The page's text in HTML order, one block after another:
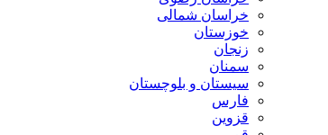
خراسان شمالی
خوزستان
زنجان
سمنان
سیستان و بلوچستان
فارس
قزوین